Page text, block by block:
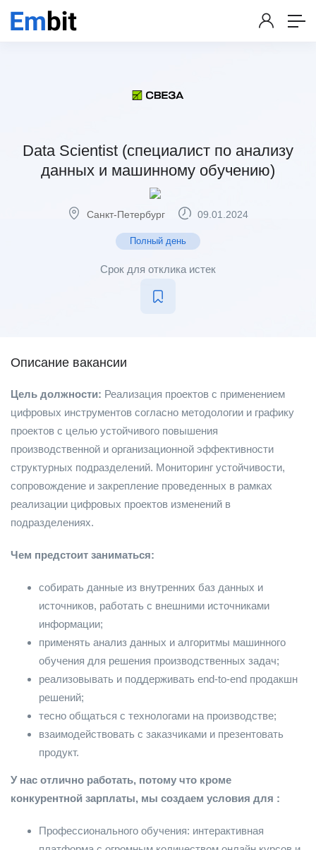
Data Scientist (специалист по анализу
данных и машинному обучению)
Санкт-Петербург 09.01.2024
Полный день
Срок для отклика истек
Описание вакансии
Цель должности: Реализация проектов с применением
цифровых инструментов согласно методологии и графику
проектов с целью устойчивого повышения
производственной и организационной эффективности
структурных подразделений. Мониторинг устойчивости,
сопровождение и закрепление проведенных в рамках
реализации цифровых проектов изменений в
подразделениях.
Чем предстоит заниматься:
собирать данные из внутренних баз данных и
источников, работать с внешними источниками
информации;
применять анализ данных и алгоритмы машинного
обучения для решения производственных задач;
реализовывать и поддерживать end-to-end продакшн
решений;
тесно общаться с технологами на производстве;
взаимодействовать с заказчиками и презентовать
продукт.
У нас отлично работать, потому что кроме
конкурентной зарплаты, мы создаем условия для :
Профессионального обучения: интерактивная